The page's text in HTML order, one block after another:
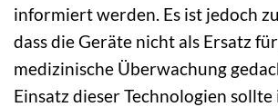
informiert werden. Es ist jedoch
dass die Geräte nicht als Ersatz
medizinische Überwachung
Einsatz dieser Technologien